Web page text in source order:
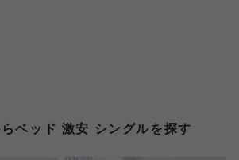
ベッド 激安 シングルを探す